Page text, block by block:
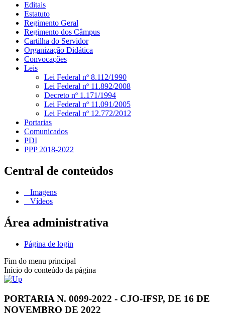
Editais
Estatuto
Regimento Geral
Regimento dos Câmpus
Cartilha do Servidor
Organização Didática
Convocações
Leis
Lei Federal nº 8.112/1990
Lei Federal nº 11.892/2008
Decreto nº 1.171/1994
Lei Federal nº 11.091/2005
Lei Federal nº 12.772/2012
Portarias
Comunicados
PDI
PPP 2018-2022
Central de conteúdos
Imagens
Vídeos
Área administrativa
Página de login
Fim do menu principal
Início do conteúdo da página
PORTARIA N. 0099-2022 - CJO-IFSP, DE 16 DE
NOVEMBRO DE 2022